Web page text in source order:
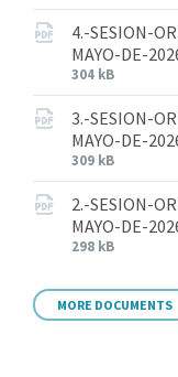
4.-SESION-
MAYO-DE-
304 kB
3.-SESION-
MAYO-DE-
309 kB
2.-SESION-
MAYO-DE-
298 kB
MORE DOCUMENTS